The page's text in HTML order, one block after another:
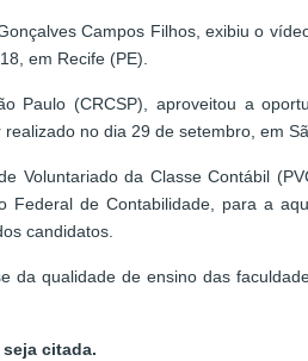
Campos Filhos, exibiu o
em Recife (PE).
Paulo (CRCSP), aproveitou a
no dia 29 de setembro, em
Voluntariado da Classe Contábil
Federal de Contabilidade, para a
candidatos.
da qualidade de ensino das
citada.